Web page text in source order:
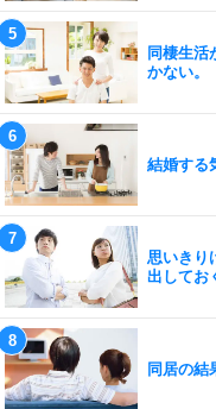
同棲生活
かない。
結婚する
思いきり
出してお
同居の結